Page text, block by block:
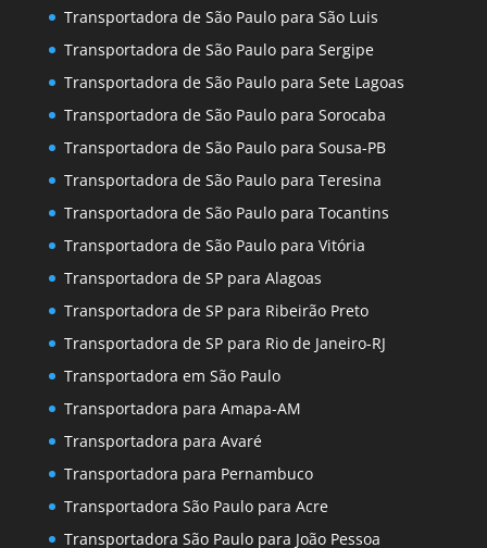
Transportadora de São Paulo para São Luis
Transportadora de São Paulo para Sergipe
Transportadora de São Paulo para Sete Lagoas
Transportadora de São Paulo para Sorocaba
Transportadora de São Paulo para Sousa-PB
Transportadora de São Paulo para Teresina
Transportadora de São Paulo para Tocantins
Transportadora de São Paulo para Vitória
Transportadora de SP para Alagoas
Transportadora de SP para Ribeirão Preto
Transportadora de SP para Rio de Janeiro-RJ
Transportadora em São Paulo
Transportadora para Amapa-AM
Transportadora para Avaré
Transportadora para Pernambuco
Transportadora São Paulo para Acre
Transportadora São Paulo para João Pessoa